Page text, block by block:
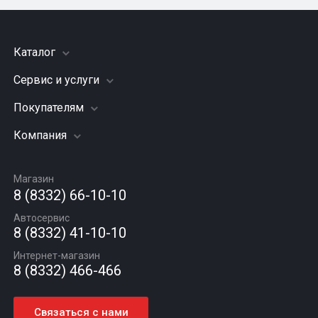
Каталог
Шины
Грузовые шины
Диски
Автомасла
Сервис и услуги
Заправка кондиционера
Подвеска (ходовая часть)
Шиномонтаж
Покупателям
Акции
Гарантии и возврат
Компания
Вакансии
Новости
Статьи
Контакты
Магазин
8 (8332) 66-10-10
Автосервис
8 (8332) 41-10-10
Интернет-магазин
8 (8332) 466-466
Связаться с нами